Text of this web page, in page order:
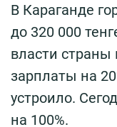
В Караганде
до 320 000
власти
зарплаты на
устроило.
на 100%.